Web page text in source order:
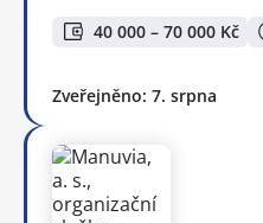
40 000 – 70 000 Kč
Zveřejněno: 7. srpna